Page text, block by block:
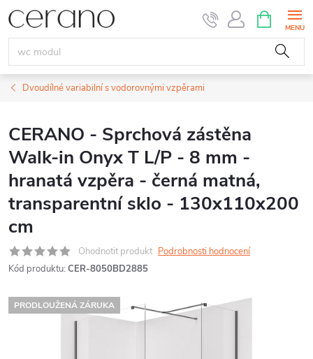
Přejít
na
obsah
NÁKUPNÍ
KOŠÍK
Dvoudílné variabilní s vodorovnými vzpěrami
CERANO - Sprchová zástěna
Walk-in Onyx T L/P - 8 mm -
hranatá vzpěra - černá matná,
transparentní sklo - 130x110x200
cm
Ohodnotit produkt Podrobnosti hodnocení
Kód produktu: CER-8050BD2885
PRODLOUŽENÁ ZÁRUKA